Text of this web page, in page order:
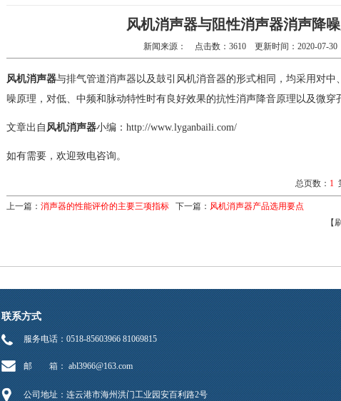
风机消声器与阻性消声器消声降
新闻来源： 点击数：3610 更新时间：2020-07-30
风机消声器与排气管道消声器以及鼓引风机消音器的形式相同，均采用对
噪原理，对低、中频和脉动特性时有良好效果的抗性消声降音原理以及微穿
文章出自 风机消声器小编： http://www.lyganbaili.com/
如有需要，欢迎致电咨询。
总页数： 1
上一篇： 消声器的性能评价的主要三项指标 下一篇： 风机消声器产品选用要点
【
联系方式
服务电话：0518-85603966 81069815
邮 箱： abl3966@163.com
公司地址：连云港市海州洪门工业园安百利路2号